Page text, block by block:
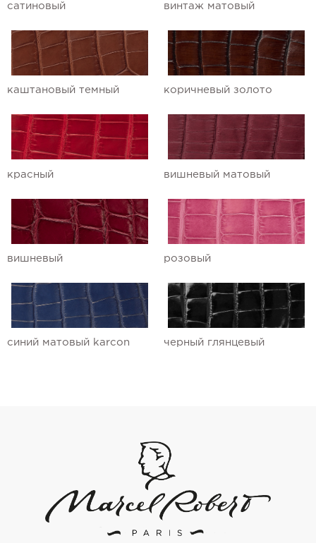
сатиновый
винтаж матовый
каштановый темный коричневый золото
красный вишневый матовый
вишневый розовый
синий матовый karcon черный глянцевый